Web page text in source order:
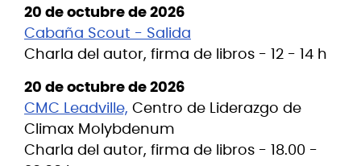
20 de octubre de 2026
Cabaña Scout - Salida
Charla del autor, firma de libros - 12 - 14 h
20 de octubre de 2026
CMC Leadville, Centro de Liderazgo de
Climax Molybdenum
Charla del autor, firma de libros - 18.00 -